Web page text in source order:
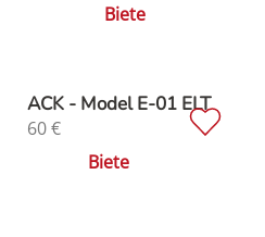
Biete
ACK - Model E-01 ELT
60€
Biete